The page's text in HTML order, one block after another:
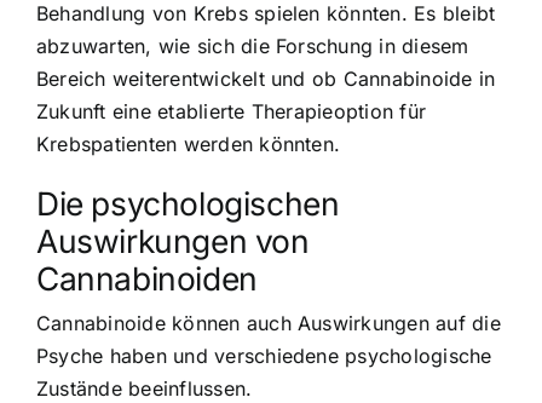
Behandlung von Krebs spielen könnten. Es bleibt
abzuwarten, wie sich die Forschung in diesem
Bereich weiterentwickelt und ob Cannabinoide in
Zukunft eine etablierte Therapieoption für
Krebspatienten werden könnten.
Die psychologischen
Auswirkungen von
Cannabinoiden
Cannabinoide können auch Auswirkungen auf die
Psyche haben und verschiedene psychologische
Zustände beeinflussen.